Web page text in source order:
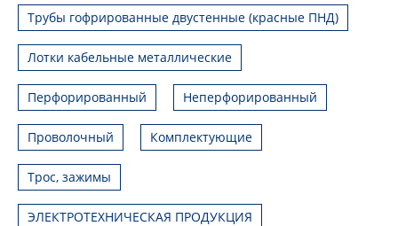
Трубы гофрированные двустенные (красные ПНД)
Лотки кабельные металлические
Перфорированный Неперфорированный
Проволочный Комплектующие
Трос, зажимы
ЭЛЕКТРОТЕХНИЧЕСКАЯ ПРОДУКЦИЯ